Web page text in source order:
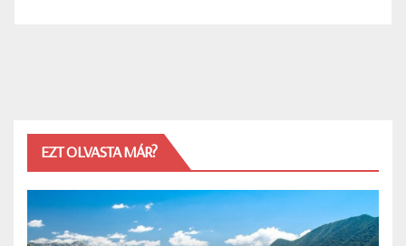
EZT OLVASTA MÁR?